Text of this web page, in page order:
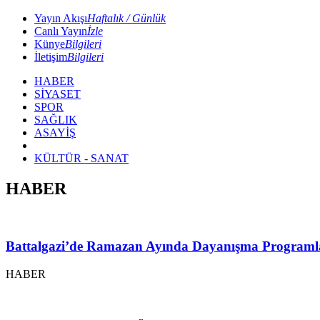
Yayın AkışıHaftalık / Günlük
Canlı Yayınİzle
KünyeBilgileri
İletişimBilgileri
HABER
SİYASET
SPOR
SAĞLIK
ASAYİŞ
KÜLTÜR - SANAT
HABER
Battalgazi’de Ramazan Ayında Dayanışma
HABER